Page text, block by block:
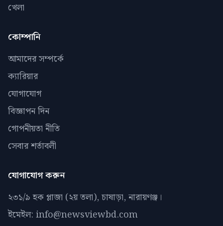
খেলা
কোম্পানি
আমাদের সম্পর্কে
ক্যারিয়ার
যোগাযোগ
বিজ্ঞাপন দিন
গোপনীয়তা নীতি
সেবার শর্তাবলী
যোগাযোগ করুন
২৩১/৯ হক প্লাজা (২য় তলা), চাষাড়া, নারায়ণঞ্জ।
ইমেইল: info@newsviewbd.com